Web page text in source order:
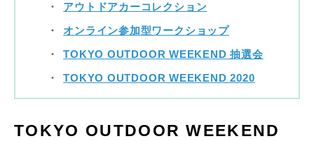
アウトドアカーコレクション
オンライン参加型ワークショップ
TOKYO OUTDOOR WEEKEND 抽選会
TOKYO OUTDOOR WEEKEND 2020
TOKYO OUTDOOR WEEKEND